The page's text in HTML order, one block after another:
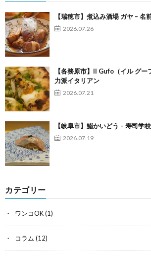
【瑞穂市】煮込み酒場 ガヤ – 名
2026.07.26
【各務原市】Il Gufo（イル グ
力派イタリアン
2026.07.21
【岐阜市】鮨かいどう – 寿司学
2026.07.19
カテゴリー
ワンコOK(1)
コラム (12)